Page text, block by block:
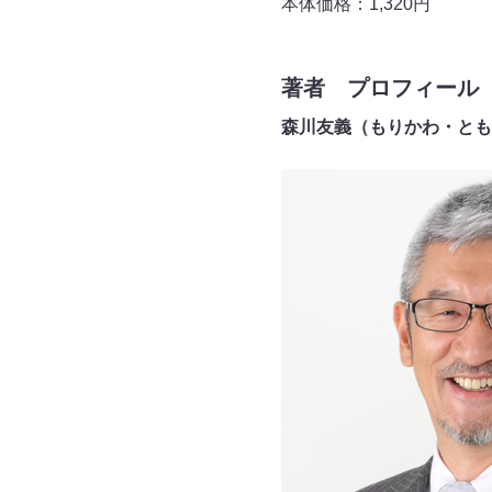
著者 プロフィール
森川友義（もりかわ・と